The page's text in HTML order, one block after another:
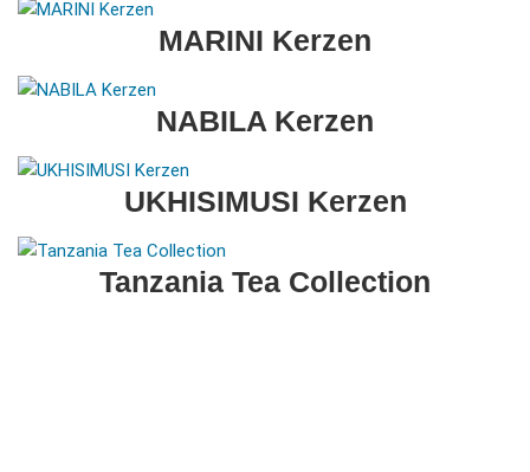
MARINI Kerzen
NABILA Kerzen
UKHISIMUSI Kerzen
Tanzania Tea Collection